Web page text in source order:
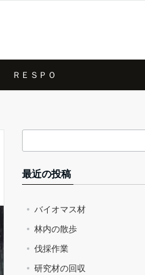
ＲＥＳＰＯ
最近の投稿
バイオマス材
林内の散歩
伐採作業
研究材の回収